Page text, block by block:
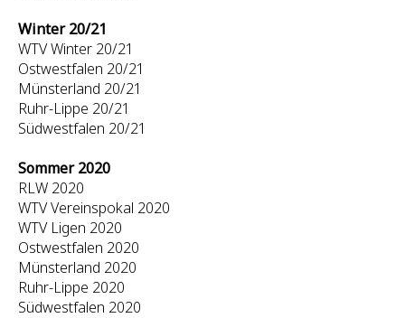
Winter 20/21
WTV Winter 20/21
Ostwestfalen 20/21
Münsterland 20/21
Ruhr-Lippe 20/21
Südwestfalen 20/21
Sommer 2020
RLW 2020
WTV Vereinspokal 2020
WTV Ligen 2020
Ostwestfalen 2020
Münsterland 2020
Ruhr-Lippe 2020
Südwestfalen 2020